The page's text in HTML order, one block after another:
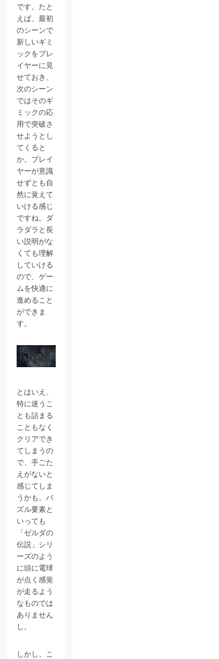
です。たと
えば、最初
のシーンで
新しいギミ
ックをプレ
イヤーに見
せておき、
次のシーン
ではそのギ
ミックの応
用で突破さ
せようとし
てくると
か。プレイ
ヤーが意識
せずとも自
然に覚えて
いける感じ
ですね。ダ
ラダラと長
い説明がな
くても理解
していける
ので、ゲー
ムを快適に
進めること
ができま
す。
とはいえ、
特に迷うこ
とも詰まる
こともなく
クリアでき
てしまうの
で、手ごた
えがないと
感じてしま
うかも。パ
ズル要素と
いっても
「ゼルダの
伝説」シリ
ーズのよう
に頭に電球
が点く感覚
が走るよう
なものでは
ありません
し。
しかし、こ